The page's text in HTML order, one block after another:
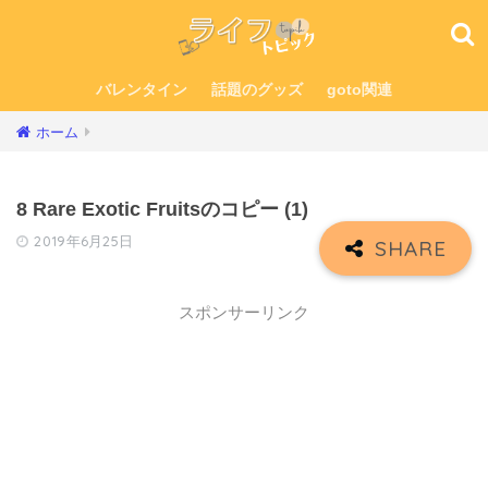
バレンタイン 話題のグッズ goto関連
ホーム
8 Rare Exotic Fruitsのコピー (1)
2019年6月25日
スポンサーリンク